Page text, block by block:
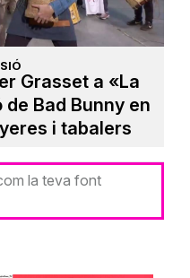
Grasset a «La
Bad Bunny en
i tabalers
la teva font